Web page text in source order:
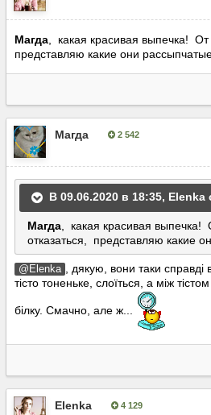
Магда , какая красивая выпечка! От
представляю какие они
Магда 2 542
В 09.06.2020 в 18:35, Elenka
Магда , какая красивая выпечка!
отказаться, представляю какие
@Elenka
, дякую, вони таки справді
тісто тоненьке, слоїться, а між
білку. Смачно, але ж...
Elenka 4 129